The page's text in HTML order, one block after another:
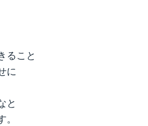
ること
に
と
。